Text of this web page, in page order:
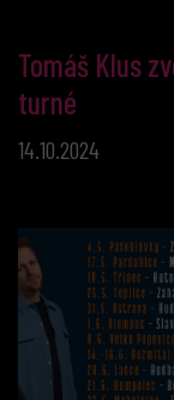
Tomáš Klus
turné
14.10.2024